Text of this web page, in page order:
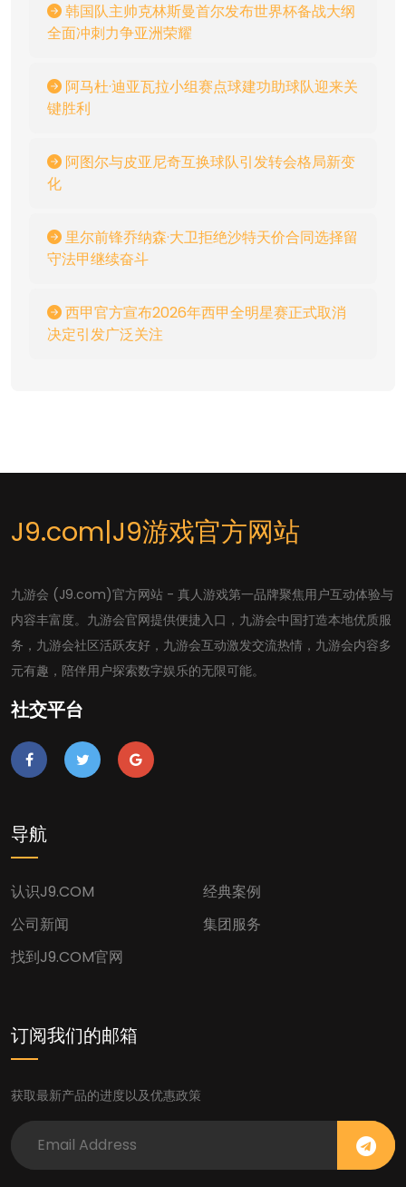
韩国队主帅克林斯曼首尔发布世界杯备战大纲
全面冲刺力争亚洲荣耀
阿马杜·迪亚瓦拉小组赛点球建功助球队迎来关
键胜利
阿图尔与皮亚尼奇互换球队引发转会格局新变
化
里尔前锋乔纳森·大卫拒绝沙特天价合同选择留
守法甲继续奋斗
西甲官方宣布2026年西甲全明星赛正式取消
决定引发广泛关注
J9.com|J9游戏官方网站
九游会 (J9.com)官方网站 - 真人游戏第一品牌聚焦用户互动体验与
内容丰富度。九游会官网提供便捷入口，九游会中国打造本地优质服
务，九游会社区活跃友好，九游会互动激发交流热情，九游会内容多
元有趣，陪伴用户探索数字娱乐的无限可能。
社交平台
导航
认识J9.COM
经典案例
公司新闻
集团服务
找到J9.COM官网
订阅我们的邮箱
获取最新产品的进度以及优惠政策